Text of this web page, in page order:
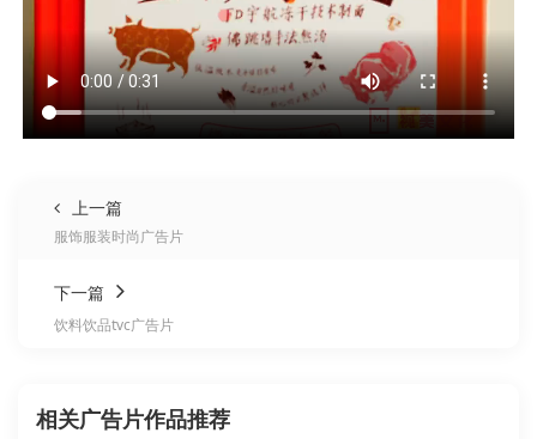
上一篇
服饰服装时尚广告片
下一篇
饮料饮品tvc广告片
相关广告片作品推荐